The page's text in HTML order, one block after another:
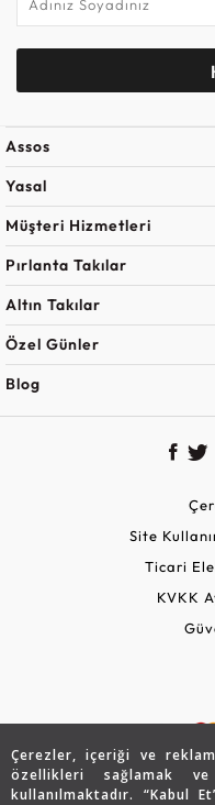
Çerezler, içeriği ve
özellikleri sağlamak
kullanılmaktadır. “Kabul
Assos
Yasal
Müşteri Hizmetleri
Pırlanta Takılar
Altın Takılar
Özel Günler
Blog
Site
Ticari
KVKK